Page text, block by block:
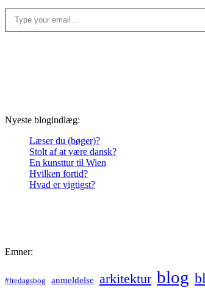
Type your email…
Nyeste blogindlæg:
Læser du (bøger)?
Stolt af at være dansk?
En kunsttur til Wien
Hvilken fortid?
Hvad er vigtigst?
Emner:
#fredagsbog anmeldelse arkitektur blog